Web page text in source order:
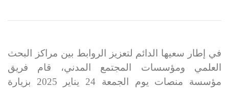
في إطار سعيها الدائم لتعزيز الروابط بين مراكز البحث
العلمي ومؤسسات المجتمع المدني، قام فريق
مؤسسة منصات يوم الجمعة 24 يناير 2025 بزيارة